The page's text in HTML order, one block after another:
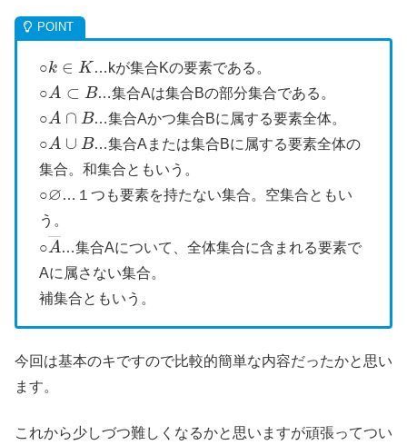
○
k K
…kが集合Kの要素である。
○
A
…集合Aは集合Bの部分集合である。
○
A ∩B
…集合Aかつ集合Bに属する要素全体。
○
A ∪ B
…集合Aまたは集合Bに属する要素全体の
集合。和集合ともいう。
○
…１つも要素を持たない集合。空集合ともい
う。
○
A―
…集合Aについて、全体集合に含まれる要素で
Aに属さない集合。
補集合ともいう。
今回は基本のキですので比較的簡単な内容だったかと思い
ます。
これから少しづつ難しくなるかと思いますが頑張ってつい